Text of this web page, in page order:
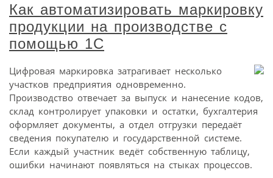
Как автоматизировать маркировку
продукции на производстве с
помощью 1С
Цифровая маркировка затрагивает несколько
участков предприятия одновременно.
Производство отвечает за выпуск и нанесение кодов,
склад контролирует упаковки и остатки, бухгалтерия
оформляет документы, а отдел отгрузки передаёт
сведения покупателю и государственной системе.
Если каждый участник ведёт собственную таблицу,
ошибки начинают появляться на стыках процессов.